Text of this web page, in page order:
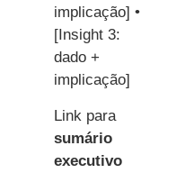
implicação] •
[Insight 3:
dado +
implicação]
Link para
sumário
executivo